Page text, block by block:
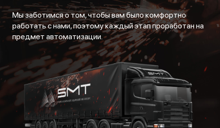
Мы заботимся о том, чтобы вам было комфортно
работать с нами, поэтому каждый этап проработан на
предмет автоматизации.